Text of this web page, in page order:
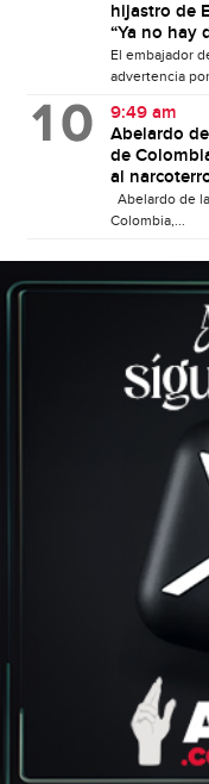
hijastro de
“Ya no hay
El embajador
advertencia
9:49 am
Abelardo
de
al
Abelardo de
Colombia,...